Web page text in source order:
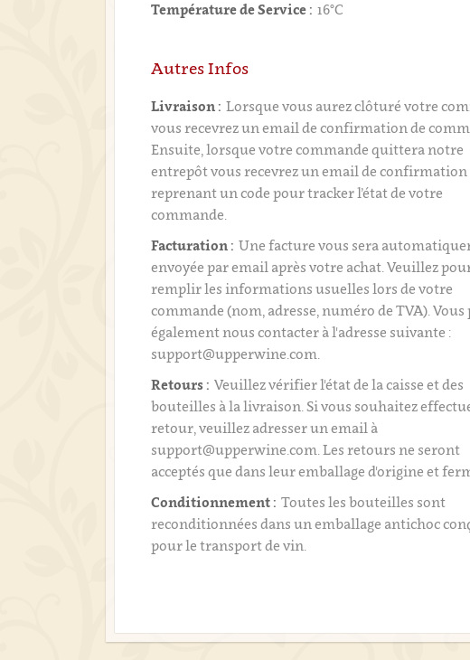
Température de Service : 16°C
Autres Infos
Livraison : Lorsque vous aurez clôturé votre
vous recevrez un email de confirmation de
Ensuite, lorsque votre commande quittera notre
entrepôt vous recevrez un email de confirmation
reprenant un code pour tracker l’état de votre
commande.
Facturation : Une facture vous sera
envoyée par email après votre achat. Veuillez
remplir les informations usuelles lors de votre
commande (nom, adresse, numéro de TVA). Vous
également nous contacter à l'adresse suivante :
support@upperwine.com.
Retours : Veuillez vérifier l'état de la caisse et des
bouteilles à la livraison. Si vous souhaitez
retour, veuillez adresser un email à
support@upperwine.com. Les retours ne seront
acceptés que dans leur emballage d'origine et
Conditionnement : Toutes les bouteilles sont
reconditionnées dans un emballage antichoc
pour le transport de vin.